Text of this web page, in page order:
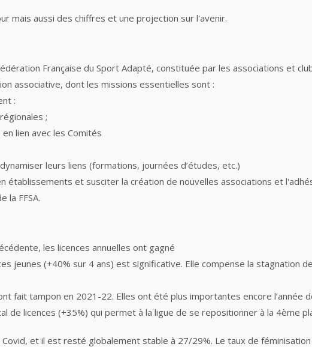
mais aussi des chiffres et une projection sur l'avenir.
Française du Sport Adapté, constituée par les associations et
associative, dont les missions essentielles sont :
:
;
lien avec les Comités
leurs liens (formations, journées d’études, etc.)
établissements et susciter la création de nouvelles associations et
la FFSA.
les licences annuelles ont gagné
jeunes (+40% sur 4 ans) est significative. Elle compense la stagnation
fait tampon en 2021-22. Elles ont été plus importantes encore l’année
de licences (+35%) qui permet à la ligue de se repositionner à la 4ème
Covid, et il est resté globalement stable à 27/29%. Le taux de